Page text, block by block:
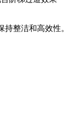
整洁和高效性。